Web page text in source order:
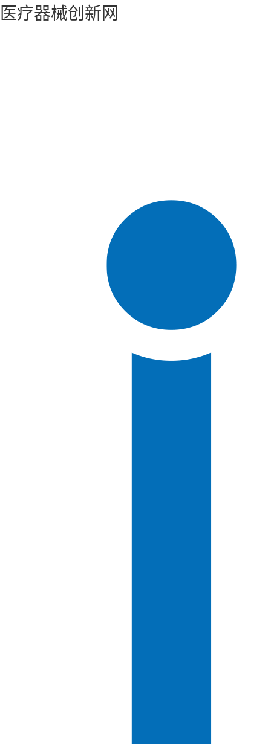
医疗器械创新网